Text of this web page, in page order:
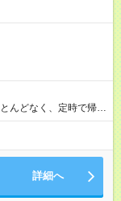
管理や事務が中心な
自然と区切りをつけ
詳細へ